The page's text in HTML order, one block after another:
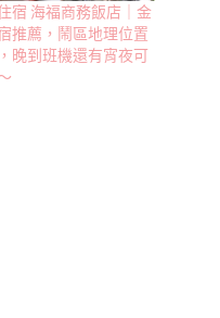
宿 海福商務飯店｜金
推薦，鬧區地理位置
晚到班機還有宵夜可